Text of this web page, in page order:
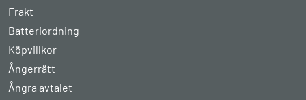
Frakt
Batteriordning
Köpvillkor
Ångerrätt
Ångra avtalet